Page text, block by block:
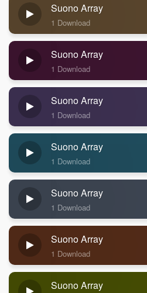
Suono Array
1 Download
Suono Array
1 Download
Suono Array
1 Download
Suono Array
1 Download
Suono Array
1 Download
Suono Array
1 Download
Suono Array